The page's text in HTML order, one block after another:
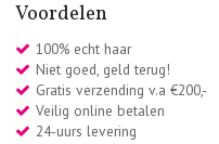
Voordelen
100% echt haar
Niet goed, geld terug!
Gratis verzending v.a €200,-
Veilig online betalen
24-uurs levering